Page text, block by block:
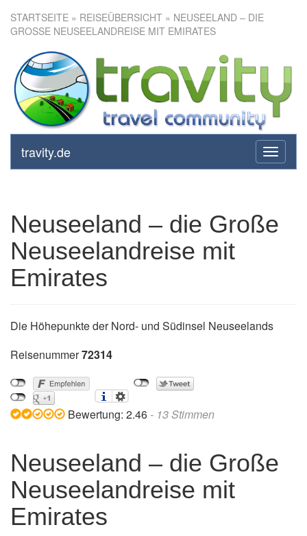
STARTSEITE » REISEÜBERSICHT » NEUSEELAND – DIE
GROSSE NEUSEELANDREISE MIT EMIRATES
toggle
travity.de
Neuseeland – die Große
Neuseelandreise mit Emirates
Neuseeland – die Große
Neuseelandreise mit
Emirates
Die Höhepunkte der Nord- und Südinsel Neuseelands
Reisenummer72314
Bewertung: 2.46 - 13Stimmen
Neuseeland – die Große
Neuseelandreise mit
Emirates